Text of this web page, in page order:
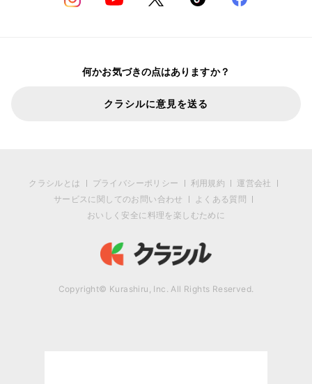
何かお気づきの点はありますか？
クラシルに意見を送る
クラシルとは プライバシーポリシー 利用規約
運営会社
サービスに関してのお問い合わせ
よくある質問
おいしく安全に料理を楽しむために
Copyright© Kurashiru, Inc. All Rights Reserved.